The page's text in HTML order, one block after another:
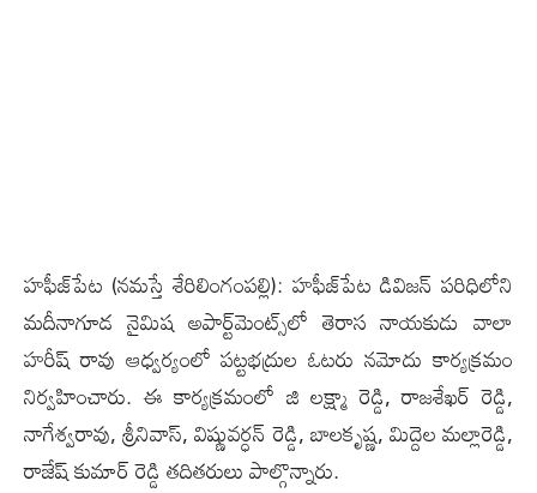
హ‌ఫీజ్‌పేట (న‌మ‌స్తే శేరిలింగంప‌ల్లి): హ‌ఫీజ్‌పేట డివిజ‌న్ ప‌రిధిలోని
మ‌దీనాగూడ నైమిష అపార్ట్‌మెంట్స్‌లో తెరాస నాయ‌కుడు వాలా
హ‌రీష్ రావు ఆధ్వ‌ర్యంలో ప‌ట్ట‌భ‌ద్రుల ఓట‌రు న‌మోదు కార్య‌క్ర‌మం
నిర్వ‌హించారు. ఈ కార్య‌క్ర‌మంలో జి లక్ష్మా రెడ్డి, రాజశేఖర్ రెడ్డి,
నాగేశ్వరావు, శ్రీనివాస్, విష్ణువర్ధన్ రెడ్డి, బాలకృష్ణ, మిద్దెల మల్లారెడ్డి,
రాజేష్ కుమార్ రెడ్డి త‌దిత‌రులు పాల్గొన్నారు.